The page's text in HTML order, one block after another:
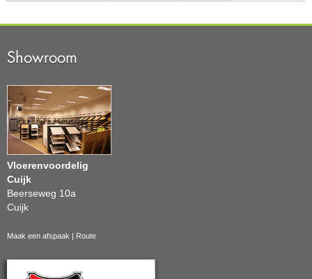
Showroom
Vloerenvoordelig
Cuijk
Beerseweg 10a
Cuijk
Maak een afspaak Route